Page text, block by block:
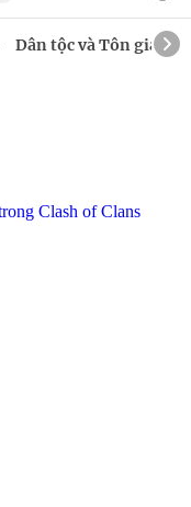
Dân tộc và Tôn giáo